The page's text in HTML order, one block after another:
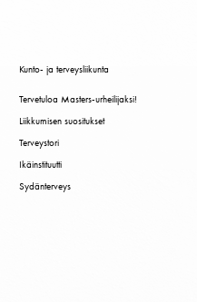
Kunto- ja terveysliikunta
Tervetuloa Masters-urheilijaksi!
Liikkumisen suositukset
Terveystori
Ikäinstituutti
Sydänterveys